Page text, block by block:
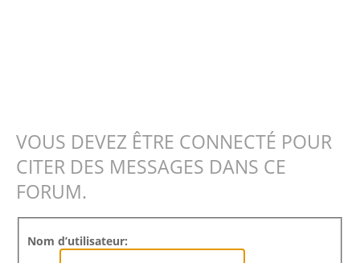
VOUS DEVEZ ÊTRE CONNECTÉ POUR
CITER DES MESSAGES DANS CE
FORUM.
Nom d’utilisateur: